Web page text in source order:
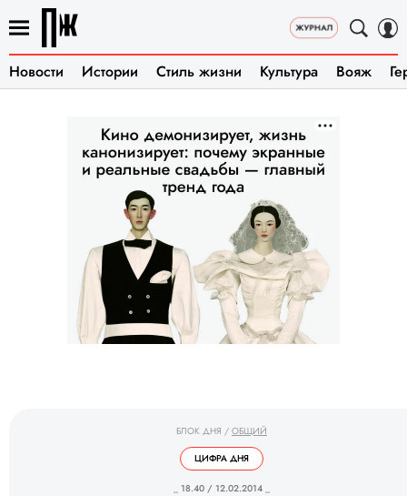
Новости Истории Стиль жизни Культура Вояж
БЛОК ДНЯ / ОБЩИЙ
ЦИФРА ДНЯ
_ 18.40 / 12.02.2014 _